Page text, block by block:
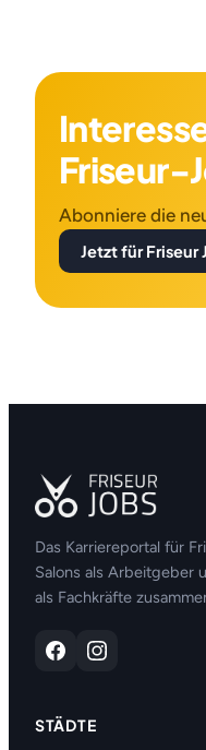
Friseur-
Abonniere die
Jetzt für
Das Karriereportal für
Salons als Arbeitgeber
als Fachkräfte
STÄDTE